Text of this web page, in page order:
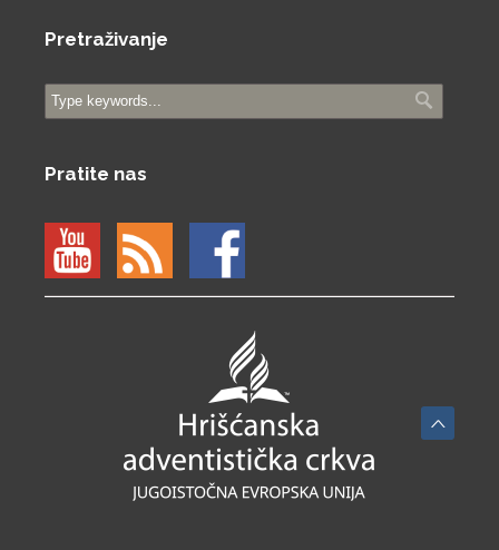
Pretraživanje
Pratite nas